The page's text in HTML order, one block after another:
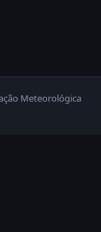
Meteorológica